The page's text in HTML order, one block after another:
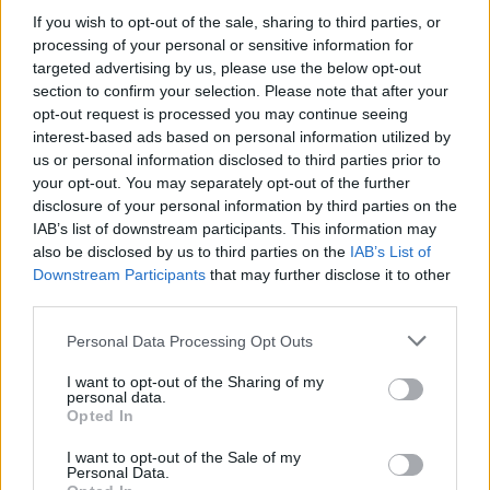
If you wish to opt-out of the sale, sharing to third parties, or
processing of your personal or sensitive information for
targeted advertising by us, please use the below opt-out
section to confirm your selection. Please note that after your
opt-out request is processed you may continue seeing
interest-based ads based on personal information utilized by
us or personal information disclosed to third parties prior to
your opt-out. You may separately opt-out of the further
disclosure of your personal information by third parties on the
IAB’s list of downstream participants. This information may
also be disclosed by us to third parties on the IAB’s List of
Downstream Participants that may further disclose it to other
Personal Data Processing Opt Outs
I want to opt-out of the Sharing of my
personal data.
Opted In
I want to opt-out of the Sale of my
Personal Data.
σύγχρονου τρόπου ζωής, της τεχνολογίας και
της ελευθερίας έκφρασης του δυτικού
πολιτισμού.
Κάτι πρέπει να αλλάξει σε αυτή την υποκριτική,
αυτάρεσκη και ανάλγητη κοινωνία. Είτε θα πάμε
τώρα ένα βήμα μπροστά αλλάζοντας τα πάντα,
είτε θα παραμείνουμε εσαεί ερμαφρόδιτοι και
μαραζωμένοι.
δυστυχισμένη.
Και ούτε χρειαζόμαστε πολλά χρήματα για να
περάσουμε ανθρώπινα και καλά.